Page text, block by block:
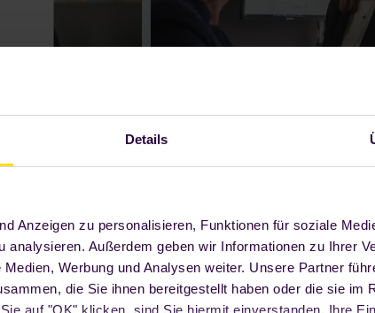
Details
Anzeigen zu personalisieren, Funktionen für soziale
analysieren. Außerdem geben wir Informationen zu Ihrer
Werbung und Analysen weiter. Unsere Partner
die Sie ihnen bereitgestellt haben oder die sie im
auf "OK" klicken, sind Sie hiermit einverstanden. Ihre
2025: 1 Foodji